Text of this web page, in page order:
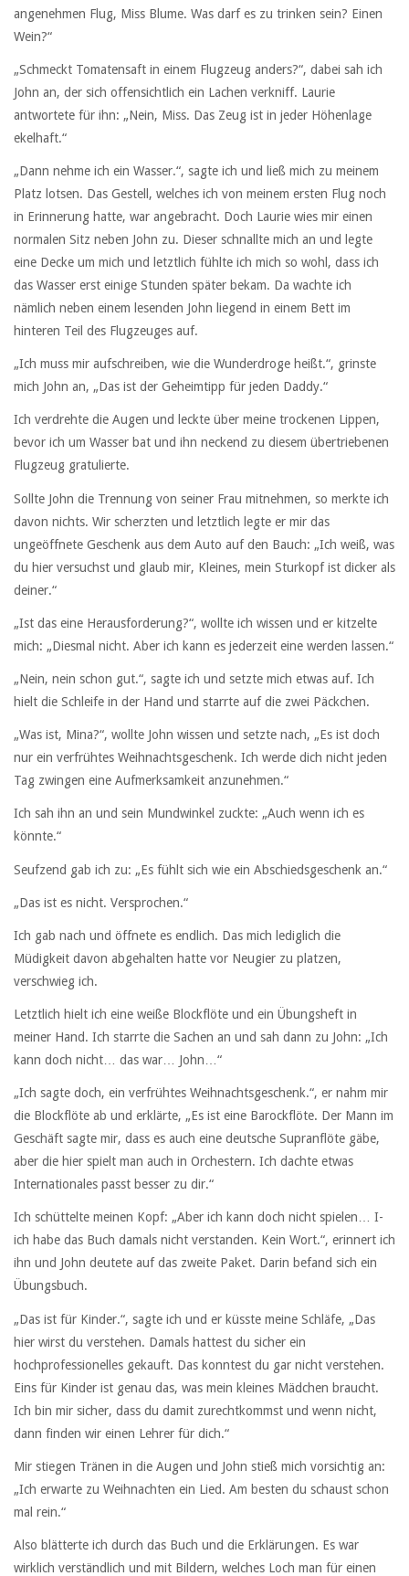
angenehmen Flug, Miss Blume. Was darf es zu trinken sein? Einen
Wein?“
„Schmeckt Tomatensaft in einem Flugzeug anders?“, dabei sah ich
John an, der sich offensichtlich ein Lachen verkniff. Laurie
antwortete für ihn: „Nein, Miss. Das Zeug ist in jeder Höhenlage
ekelhaft.“
„Dann nehme ich ein Wasser.“, sagte ich und ließ mich zu meinem
Platz lotsen. Das Gestell, welches ich von meinem ersten Flug noch
in Erinnerung hatte, war angebracht. Doch Laurie wies mir einen
normalen Sitz neben John zu. Dieser schnallte mich an und legte
eine Decke um mich und letztlich fühlte ich mich so wohl, dass ich
das Wasser erst einige Stunden später bekam. Da wachte ich
nämlich neben einem lesenden John liegend in einem Bett im
hinteren Teil des Flugzeuges auf.
„Ich muss mir aufschreiben, wie die Wunderdroge heißt.“, grinste
mich John an, „Das ist der Geheimtipp für jeden Daddy.“
Ich verdrehte die Augen und leckte über meine trockenen Lippen,
bevor ich um Wasser bat und ihn neckend zu diesem übertriebenen
Flugzeug gratulierte.
Sollte John die Trennung von seiner Frau mitnehmen, so merkte ich
davon nichts. Wir scherzten und letztlich legte er mir das
ungeöffnete Geschenk aus dem Auto auf den Bauch: „Ich weiß, was
du hier versuchst und glaub mir, Kleines, mein Sturkopf ist dicker als
deiner.“
„Ist das eine Herausforderung?“, wollte ich wissen und er kitzelte
mich: „Diesmal nicht. Aber ich kann es jederzeit eine werden lassen.“
„Nein, nein schon gut.“, sagte ich und setzte mich etwas auf. Ich
hielt die Schleife in der Hand und starrte auf die zwei Päckchen.
„Was ist, Mina?“, wollte John wissen und setzte nach, „Es ist doch
nur ein verfrühtes Weihnachtsgeschenk. Ich werde dich nicht jeden
Tag zwingen eine Aufmerksamkeit anzunehmen.“
Ich sah ihn an und sein Mundwinkel zuckte: „Auch wenn ich es
könnte.“
Seufzend gab ich zu: „Es fühlt sich wie ein Abschiedsgeschenk an.“
„Das ist es nicht. Versprochen.“
Ich gab nach und öffnete es endlich. Das mich lediglich die
Müdigkeit davon abgehalten hatte vor Neugier zu platzen,
verschwieg ich.
Letztlich hielt ich eine weiße Blockflöte und ein Übungsheft in
meiner Hand. Ich starrte die Sachen an und sah dann zu John: „Ich
kann doch nicht… das war… John…“
„Ich sagte doch, ein verfrühtes Weihnachtsgeschenk.“, er nahm mir
die Blockflöte ab und erklärte, „Es ist eine Barockflöte. Der Mann im
Geschäft sagte mir, dass es auch eine deutsche Supranflöte gäbe,
aber die hier spielt man auch in Orchestern. Ich dachte etwas
Internationales passt besser zu dir.“
Ich schüttelte meinen Kopf: „Aber ich kann doch nicht spielen… I-
ich habe das Buch damals nicht verstanden. Kein Wort.“, erinnert ich
ihn und John deutete auf das zweite Paket. Darin befand sich ein
Übungsbuch.
„Das ist für Kinder.“, sagte ich und er küsste meine Schläfe, „Das
hier wirst du verstehen. Damals hattest du sicher ein
hochprofessionelles gekauft. Das konntest du gar nicht verstehen.
Eins für Kinder ist genau das, was mein kleines Mädchen braucht.
Ich bin mir sicher, dass du damit zurechtkommst und wenn nicht,
dann finden wir einen Lehrer für dich.“
Mir stiegen Tränen in die Augen und John stieß mich vorsichtig an:
„Ich erwarte zu Weihnachten ein Lied. Am besten du schaust schon
mal rein.“
Also blätterte ich durch das Buch und die Erklärungen. Es war
wirklich verständlich und mit Bildern, welches Loch man für einen